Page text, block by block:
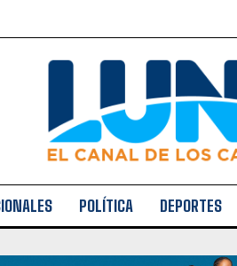
POLÍTICA DEPORTES